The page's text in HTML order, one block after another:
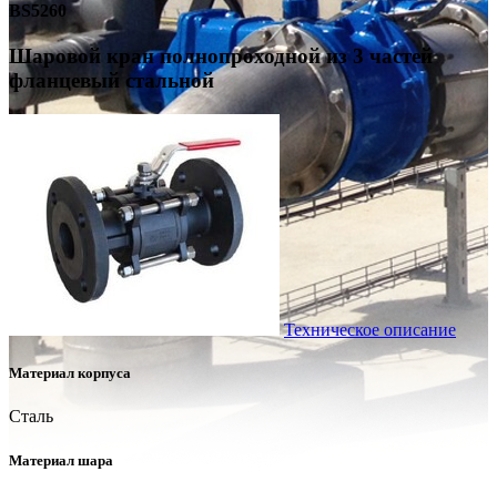
BS5260
Шаровой кран полнопроходной из 3 частей
фланцевый стальной
Техническое описание
Материал корпуса
Сталь
Материал шара